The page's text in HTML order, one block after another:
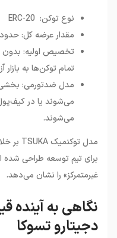
نوع توکن: ERC-20
مقدار عرضه کل: حدود ۱ میلیارد توکن
تخصیص اولیه:
تمام توکن‌ها به بازار
مدل ضدتورمی: بخشی
می‌شوند یا در
می‌شوند.
مدل توکنمیک
بر
برای تیم توسعه طراحی
غیرمتمرکز» را نشان می‌دهد.
نگاهی به آینده
دجیتارو تسوکا